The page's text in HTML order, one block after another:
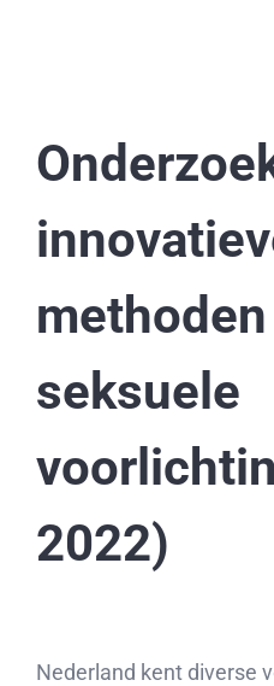
seksuele
2022)
Nederland kent diverse